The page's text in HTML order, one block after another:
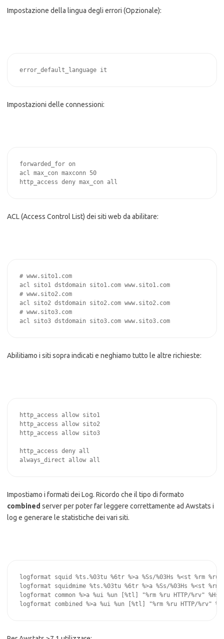
Impostazione della lingua degli errori (Opzionale):
error_default_language it
Impostazioni delle connessioni:
forwarded_for on
acl max_con maxconn 50
http_access deny max_con all
ACL (Access Control List) dei siti web da abilitare:
# www.sito1.com
acl sito1 dstdomain sito1.com www.sito1.com
# www.sito2.com
acl sito2 dstdomain sito2.com www.sito2.com
# www.sito3.com
acl sito3 dstdomain sito3.com www.sito3.com
Abilitiamo i siti sopra indicati e neghiamo tutto le altre richieste:
http_access allow sito1
http_access allow sito2
http_access allow sito3
http_access deny all
always_direct allow all
Impostiamo i formati dei Log. Ricordo che il tipo di formato
combined server per poter far leggere correttamente ad Awstats i
log e generare le statistiche dei vari siti.
logformat squid %ts.%03tu %6tr %>a %Ss/%03Hs %<st %rm %ru
logformat squidmime %ts.%03tu %6tr %>a %Ss/%03Hs %<st %rm
logformat common %>a %ui %un [%tl] "%rm %ru HTTP/%rv" %Hs
logformat combined %>a %ui %un [%tl] "%rm %ru HTTP/%rv"